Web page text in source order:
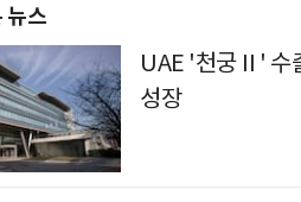
뉴스
UAE '천궁Ⅱ' 수
성장